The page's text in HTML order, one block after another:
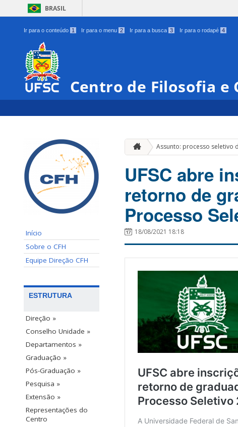
BRASIL
Ir para o conteúdo 1 Ir para o menu 2 Ir para a busca 3 Ir para o rodapé 4
Centro de Filosofia e
Início
Sobre o CFH
Equipe Direção CFH
ESTRUTURA
Direção »
Conselho Unidade »
Departamentos »
Graduação »
Pós-Graduação »
Pesquisa »
Extensão »
Representações do
Centro
Assunto: processo seletivo
UFSC abre
retorno de
Processo
18/08/2021 18:18